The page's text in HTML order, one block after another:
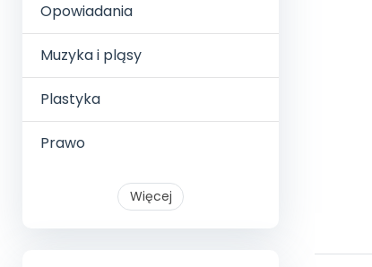
Opowiadania
Muzyka i pląsy
Plastyka
Prawo
Więcej